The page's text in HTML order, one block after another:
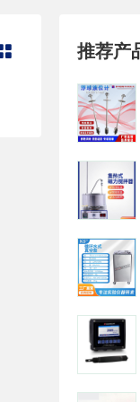
推荐产